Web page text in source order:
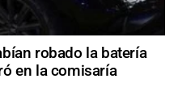
robado la batería
en la comisaría